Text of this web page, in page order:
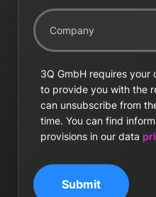
3Q GmbH requires
to provide you with the
can unsubscribe from
time. You can find
provisions in our data